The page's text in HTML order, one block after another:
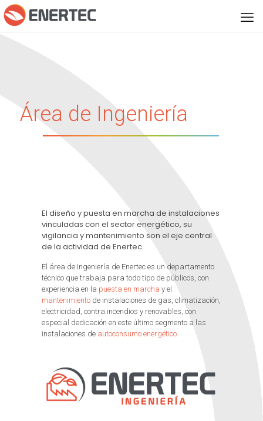
Área de Ingeniería
El diseño y puesta en marcha de instalaciones
vinculadas con el sector energético, su
vigilancia y mantenimiento son el eje central
de la actividad de Enertec.
El área de Ingeniería de Enertec es un departamento
técnico que trabaja para todo tipo de públicos, con
experiencia en la puesta en marcha y el
mantenimiento de instalaciones de gas, climatización,
electricidad, contra incendios y renovables, con
especial dedicación en este último segmento a las
instalaciones de autoconsumo energético.